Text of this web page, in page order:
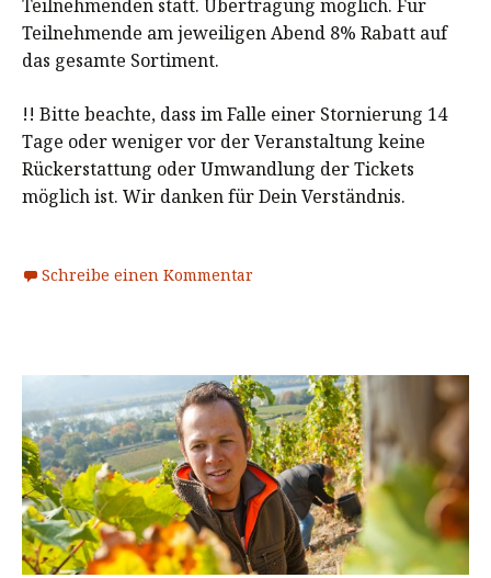
Teilnehmenden statt. Übertragung möglich. Für
Teilnehmende am jeweiligen Abend 8% Rabatt auf
das gesamte Sortiment.
!! Bitte beachte, dass im Falle einer Stornierung 14
Tage oder weniger vor der Veranstaltung keine
Rückerstattung oder Umwandlung der Tickets
möglich ist. Wir danken für Dein Verständnis.
Schreibe einen Kommentar